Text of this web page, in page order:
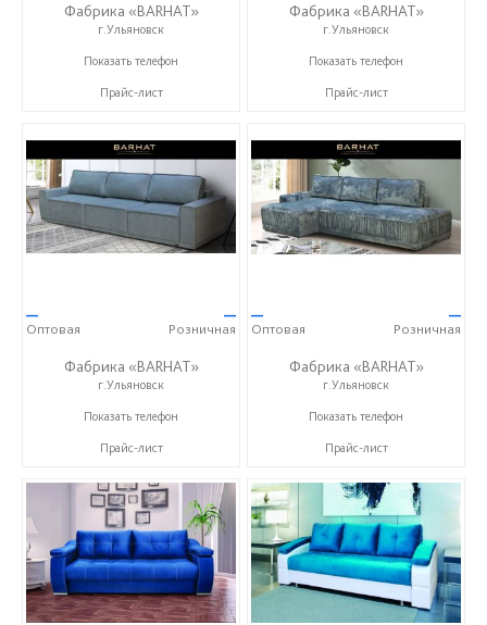
Фабрика «BARHAT»
г.Ульяновск
+7 (996) 219-29-77
Показать телефон
Прайс-лист
Фабрика «BARHAT»
г.Ульяновск
+7 (996) 219-29-77
Показать телефон
Прайс-лист
—
Оптовая
—
Розничная
Фабрика «BARHAT»
г.Ульяновск
+7 (996) 219-29-77
Показать телефон
Прайс-лист
—
Оптовая
—
Розничная
Фабрика «BARHAT»
г.Ульяновск
+7 (996) 219-29-77
Показать телефон
Прайс-лист